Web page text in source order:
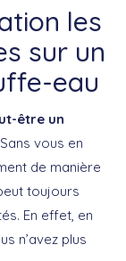
les
sur un
eau
être un
vous en
de manière
toujours
En effet, en
n’avez plus